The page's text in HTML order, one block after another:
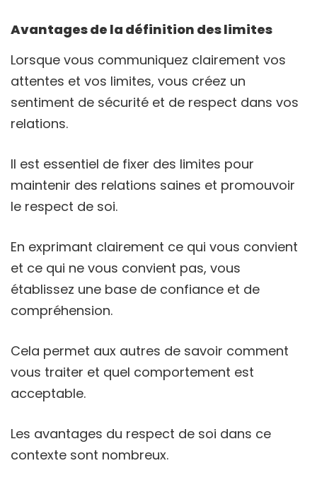
Avantages de la définition des limites
Lorsque vous communiquez clairement vos
attentes et vos limites, vous créez un
sentiment de sécurité et de respect dans vos
relations.
Il est essentiel de fixer des limites pour
maintenir des relations saines et promouvoir
le respect de soi.
En exprimant clairement ce qui vous convient
et ce qui ne vous convient pas, vous
établissez une base de confiance et de
compréhension.
Cela permet aux autres de savoir comment
vous traiter et quel comportement est
acceptable.
Les avantages du respect de soi dans ce
contexte sont nombreux.